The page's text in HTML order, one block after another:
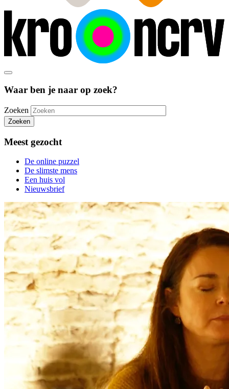
Waar ben je naar op zoek?
Zoeken
Zoeken
Meest gezocht
De online puzzel
De slimste mens
Een huis vol
Nieuwsbrief